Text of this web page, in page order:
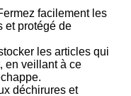
facilement les
et protégé de
les articles qui
en veillant à ce
déchirures et